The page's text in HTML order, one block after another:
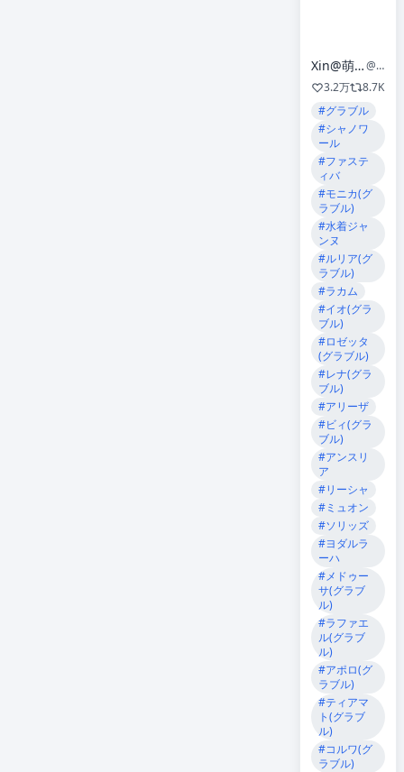
Xin@萌姫連合C107Booth受付は〜2月2日まで
@moehime_union
3.2万
8.7K
#グラブル
#シャノワ
ール
#ファステ
ィバ
#モニカ(グ
ラブル)
#水着ジャ
ンヌ
#ルリア(グ
ラブル)
#ラカム
#イオ(グラ
ブル)
#ロゼッタ
(グラブル)
#レナ(グラ
ブル)
#アリーザ
#ビィ(グラ
ブル)
#アンスリ
ア
#リーシャ
#ミュオン
#ソリッズ
#ヨダルラ
ーハ
#メドゥー
サ(グラブ
ル)
#ラファエ
ル(グラブ
ル)
#アポロ(グ
ラブル)
#ティアマ
ト(グラブ
ル)
#コルワ(グ
ラブル)